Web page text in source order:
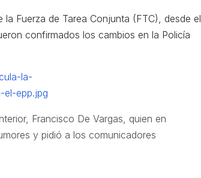
Fuerza de Tarea Conjunta (FTC), desde el
confirmados los cambios en la Policía
Francisco De Vargas, quien en
y pidió a los comunicadores